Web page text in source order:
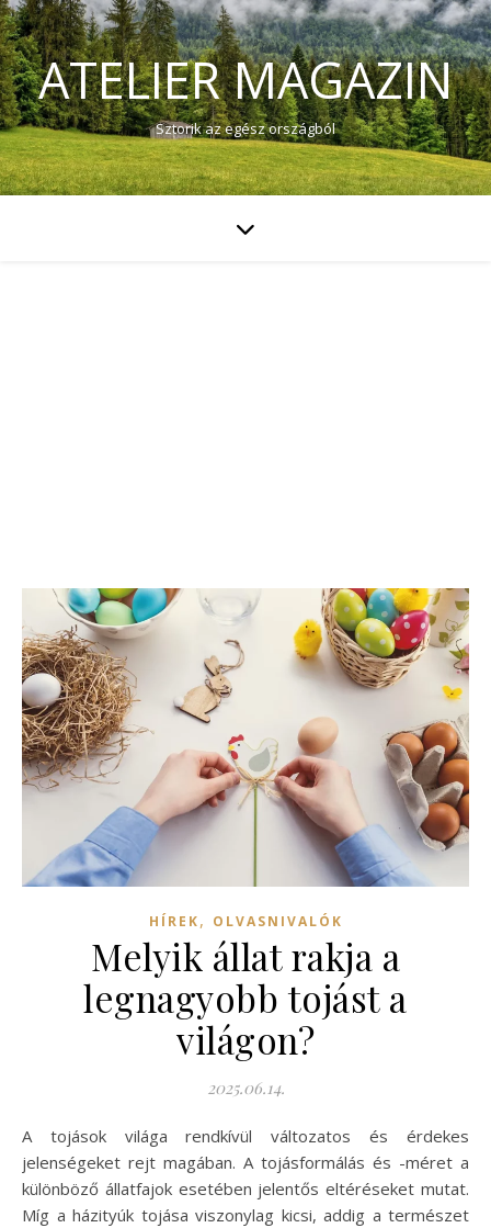
ATELIER MAGAZIN
Sztorik az egész országból
HÍREK, OLVASNIVALÓK
Melyik állat rakja a
legnagyobb tojást a
világon?
2025.06.14.
A tojások világa rendkívül változatos és érdekes
jelenségeket rejt magában. A tojásformálás és -méret a
különböző állatfajok esetében jelentős eltéréseket mutat.
Míg a házityúk tojása viszonylag kicsi, addig a természet